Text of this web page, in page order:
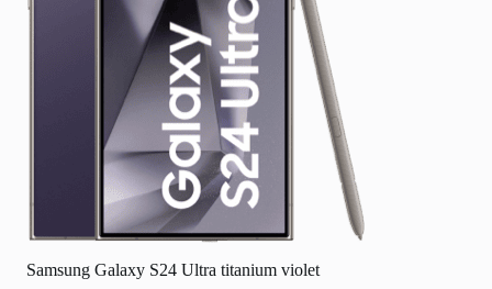
Samsung Galaxy S24 Ultra titanium violet